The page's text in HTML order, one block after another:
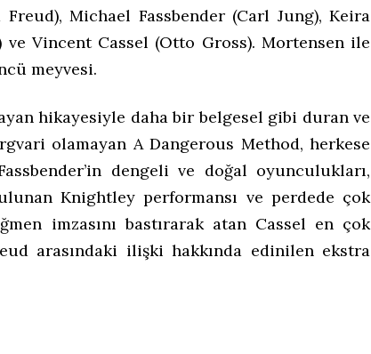
Michael Fassbender (Carl Jung), Keira
Vincent Cassel (Otto Gross). Mortensen ile
meyvesi.
hikayesiyle daha bir belgesel gibi duran ve
olamayan A Dangerous Method, herkese
dengeli ve doğal oyunculukları,
Knightley performansı ve perdede çok
imzasını bastırarak atan Cassel en çok
arasındaki ilişki hakkında edinilen ekstra